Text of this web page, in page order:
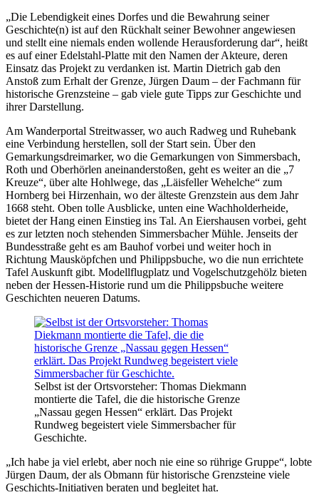
„Die Lebendigkeit eines Dorfes und die Bewahrung seiner
Geschichte(n) ist auf den Rückhalt seiner Bewohner angewiesen
und stellt eine niemals enden wollende Herausforderung dar“, heißt
es auf einer Edelstahl-Platte mit den Namen der Akteure, deren
Einsatz das Projekt zu verdanken ist. Martin Dietrich gab den
Anstoß zum Erhalt der Grenze, Jürgen Daum – der Fachmann für
historische Grenzsteine – gab viele gute Tipps zur Geschichte und
ihrer Darstellung.
Am Wanderportal Streitwasser, wo auch Radweg und Ruhebank
eine Verbindung herstellen, soll der Start sein. Über den
Gemarkungsdreimarker, wo die Gemarkungen von Simmersbach,
Roth und Oberhörlen aneinanderstoßen, geht es weiter an die „7
Kreuze“, über alte Hohlwege, das „Läisfeller Wehelche“ zum
Hornberg bei Hirzenhain, wo der älteste Grenzstein aus dem Jahr
1668 steht. Oben tolle Ausblicke, unten eine Wachholderheide,
bietet der Hang einen Einstieg ins Tal. An Eiershausen vorbei, geht
es zur letzten noch stehenden Simmersbacher Mühle. Jenseits der
Bundesstraße geht es am Bauhof vorbei und weiter hoch in
Richtung Mausköpfchen und Philippsbuche, wo die nun errichtete
Tafel Auskunft gibt. Modellflugplatz und Vogelschutzgehölz bieten
neben der Hessen-Historie rund um die Philippsbuche weitere
Geschichten neueren Datums.
Selbst ist der Ortsvorsteher: Thomas Diekmann
montierte die Tafel, die die historische Grenze
„Nassau gegen Hessen“ erklärt. Das Projekt
Rundweg begeistert viele Simmersbacher für
Geschichte.
„Ich habe ja viel erlebt, aber noch nie eine so rührige Gruppe“, lobte
Jürgen Daum, der als Obmann für historische Grenzsteine viele
Geschichts-Initiativen beraten und begleitet hat.